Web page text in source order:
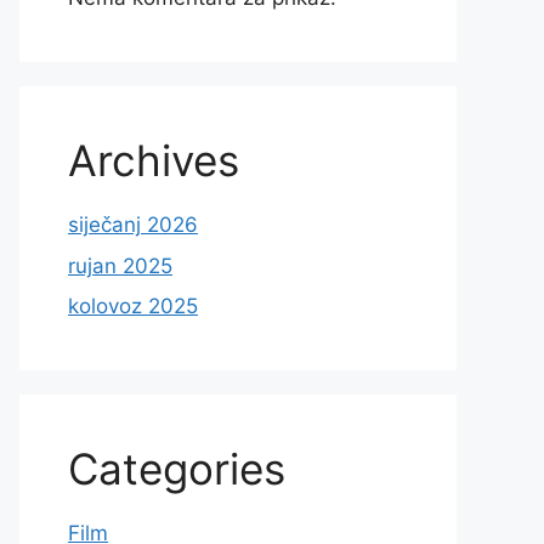
Archives
siječanj 2026
rujan 2025
kolovoz 2025
Categories
Film